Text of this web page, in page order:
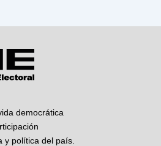
democrática
y política del país.